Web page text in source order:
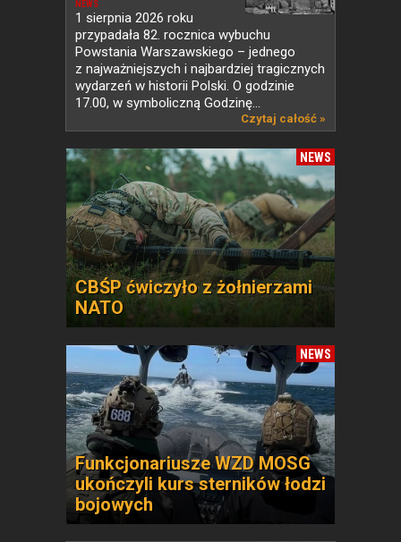
NEWS
Powstania...
1 sierpnia 2026 roku
przypadała 82. rocznica wybuchu
Powstania Warszawskiego – jednego
z najważniejszych i najbardziej tragicznych
wydarzeń w historii Polski. O godzinie
17.00, w symboliczną Godzinę...
Czytaj całość »
NEWS
CBŚP ćwiczyło z żołnierzami
NATO
NEWS
Funkcjonariusze WZD MOSG
ukończyli kurs sterników łodzi
bojowych